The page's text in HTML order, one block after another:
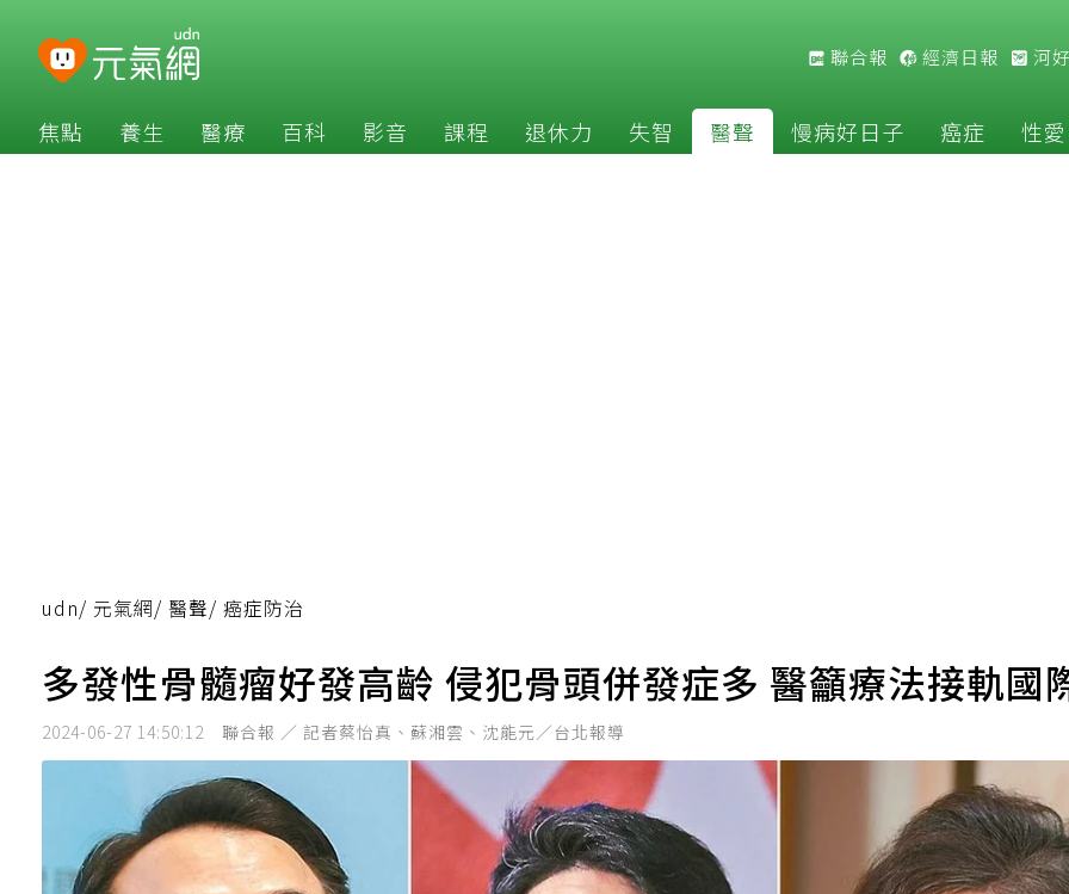
聯合報 經濟日報 河
焦點 養生 醫療 百科 影音 課程 退休力 失智 醫聲 慢病好日子 癌症 性愛
udn/ 元氣網/ 醫聲/ 癌症防治
多發性骨髓瘤好發高齡 侵犯骨頭併發症多 醫籲療法接軌國
2024-06-27 14:50:12 聯合報 ／ 記者蔡怡真、蘇湘雲、沈能元／台北報導